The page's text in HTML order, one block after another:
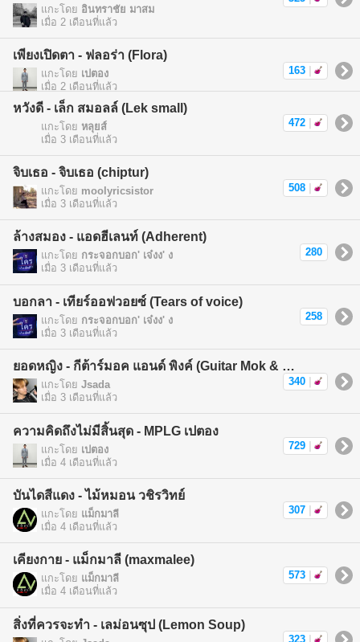
แกะโดย อินทราชัย มาสม
เมื่อ 2 เดือนที่แล้ว
เพียงเปิดตา - ฟลอร่า (Flora)
แกะโดย เปตอง
เมื่อ 2 เดือนที่แล้ว
163
หวังดี - เล็ก สมอลล์ (Lek small)
แกะโดย หลุยส์
เมื่อ 3 เดือนที่แล้ว
472
จิบเธอ - จิบเธอ (chiptur)
แกะโดย moolyricsistor
เมื่อ 3 เดือนที่แล้ว
508
ล้างสมอง - แอดฮีเลนท์ (Adherent)
แกะโดย กระจอกบอก' เจ๋งง' ง
เมื่อ 3 เดือนที่แล้ว
280
บอกลา - เทียร์ออฟวอยซ์ (Tears of voice)
แกะโดย กระจอกบอก' เจ๋งง' ง
เมื่อ 3 เดือนที่แล้ว
258
ยอดหญิง - กีต้าร์มอค แอนด์ พิงค์ (Guitar Mok & Pink)
แกะโดย Jsada
เมื่อ 3 เดือนที่แล้ว
340
ความคิดถึงไม่มีสิ้นสุด - MPLG เปตอง
แกะโดย เปตอง
เมื่อ 4 เดือนที่แล้ว
729
บันไดสีแดง - ไม้หมอน วชิรวิทย์
แกะโดย แม็กมาลี
เมื่อ 4 เดือนที่แล้ว
307
เคียงกาย - แม็กมาลี (maxmalee)
แกะโดย แม็กมาลี
เมื่อ 4 เดือนที่แล้ว
573
สิ่งที่ควรจะทำ - เลม่อนซุป (Lemon Soup)
323